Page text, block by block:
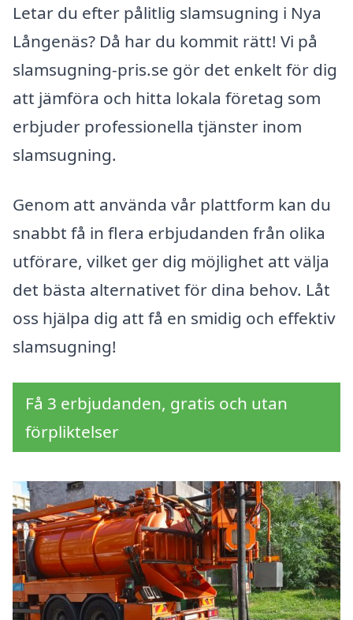
Letar du efter pålitlig slamsugning i Nya
Långenäs? Då har du kommit rätt! Vi på
slamsugning-pris.se gör det enkelt för dig
att jämföra och hitta lokala företag som
erbjuder professionella tjänster inom
slamsugning.
Genom att använda vår plattform kan du
snabbt få in flera erbjudanden från olika
utförare, vilket ger dig möjlighet att välja
det bästa alternativet för dina behov. Låt
oss hjälpa dig att få en smidig och effektiv
slamsugning!
Få 3 erbjudanden, gratis och utan
förpliktelser